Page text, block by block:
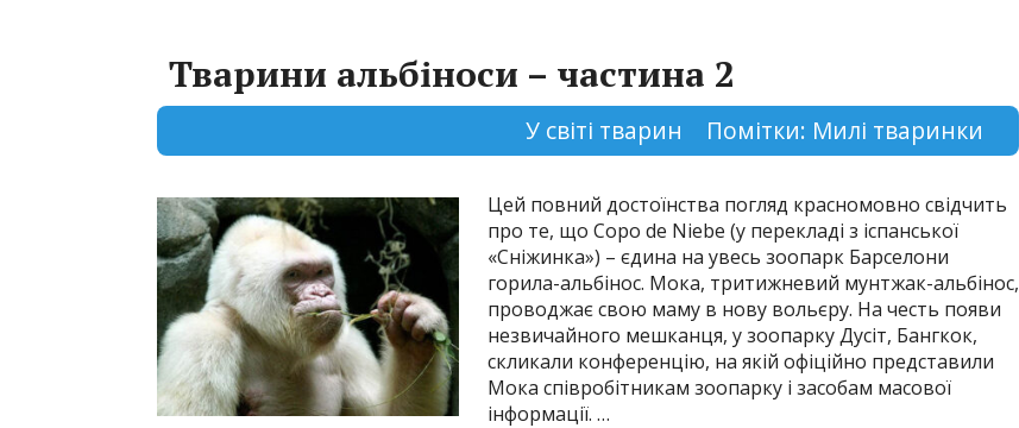
Тварини альбіноси – частина 2
У світі тварин Помітки: Милі тваринки
Цей повний достоїнства погляд красномовно свідчить
про те, що Copo de Niebe (у перекладі з іспанської
«Сніжинка») – єдина на увесь зоопарк Барселони
горила-альбінос. Мока, тритижневий мунтжак-альбінос,
проводжає свою маму в нову вольєру. На честь появи
незвичайного мешканця, у зоопарку Дусіт, Бангкок,
скликали конференцію, на якій офіційно представили
Мока співробітникам зоопарку і засобам масової
інформації. …